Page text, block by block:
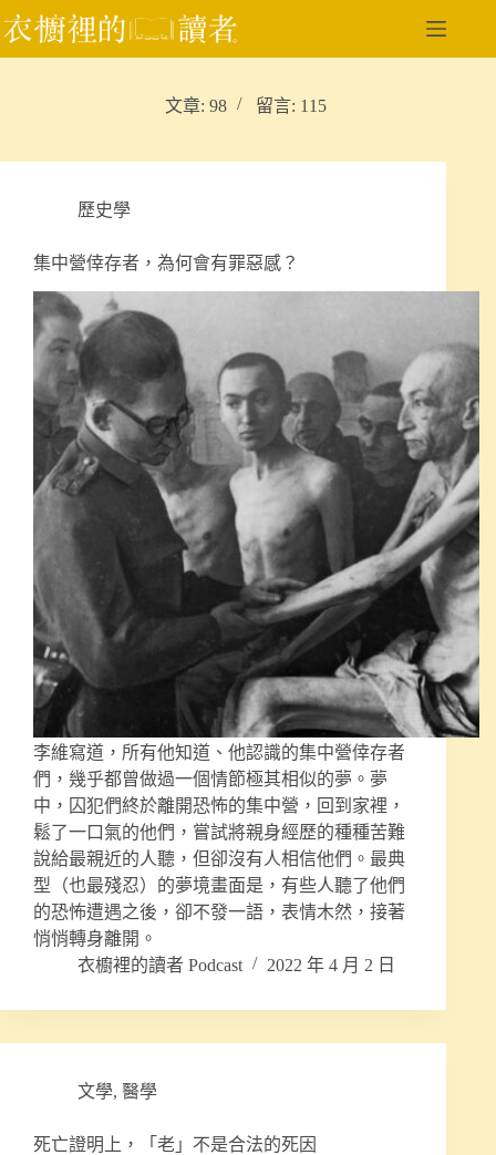
跳
至
文章: 98 留言: 115
歷史學
集中營倖存者，為何會有罪惡感？
李維寫道，所有他知道、他認識的集中營倖存者
們，幾乎都曾做過一個情節極其相似的夢。夢
中，囚犯們終於離開恐怖的集中營，回到家裡，
鬆了一口氣的他們，嘗試將親身經歷的種種苦難
說給最親近的人聽，但卻沒有人相信他們。最典
型（也最殘忍）的夢境畫面是，有些人聽了他們
的恐怖遭遇之後，卻不發一語，表情木然，接著
悄悄轉身離開。
衣櫥裡的讀者 Podcast
2022 年 4 月 2 日
文學, 醫學
死亡證明上，「老」不是合法的死因